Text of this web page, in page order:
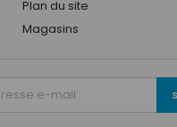
Plan du site
Magasins